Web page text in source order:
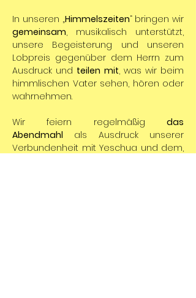
In unseren „Himmelszeiten
gemeinsam,
musikalisch unterstützt,
unsere Begeisterung und unseren
Lobpreis gegenüber dem Herrn zum
Ausdruck und teilen mit, was wir beim
himmlischen Vater sehen, hören oder
wahrnehmen.
Wir feiern regelmäßig das
Abendmahl als Ausdruck unserer
Verbundenheit mit Yeschua und dem,